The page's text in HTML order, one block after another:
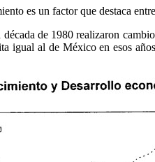
es un factor que destaca
de 1980 realizaron
igual al de México en esos